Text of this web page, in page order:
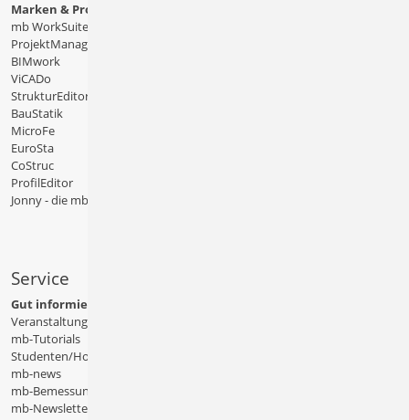
Marken & Produkte
mb WorkSuite
ProjektManager
BIMwork
ViCADo
StrukturEditor
BauStatik
MicroFe
EuroSta
CoStruc
ProfilEditor
Jonny - die mb-App
Service
Gut informiert
Veranstaltungen
mb-Tutorials
Studenten/Hochschule
mb-news
mb-Bemessungstafeln
mb-Newsletter